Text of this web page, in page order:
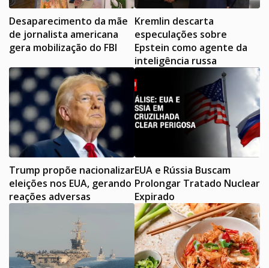
Desaparecimento da mãe
de jornalista americana
gera mobilização do FBI
Kremlin descarta
especulações sobre
Epstein como agente da
inteligência russa
Trump propõe nacionalizar
eleições nos EUA, gerando
reações adversas
EUA e Rússia Buscam
Prolongar Tratado Nuclear
Expirado